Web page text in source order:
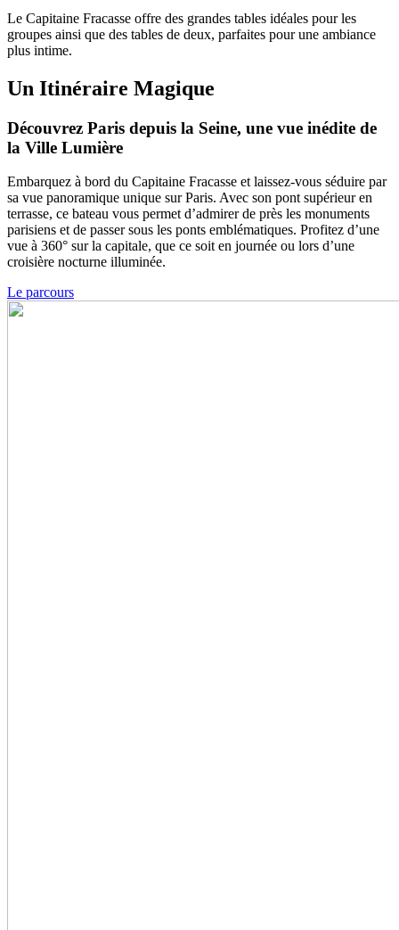
Le Capitaine Fracasse offre des grandes tables idéales pour les
groupes ainsi que des tables de deux, parfaites pour une ambiance
plus intime.
Un Itinéraire Magique
Découvrez Paris depuis la Seine, une vue inédite de
la Ville Lumière
Embarquez à bord du Capitaine Fracasse et laissez-vous séduire par
sa vue panoramique unique sur Paris. Avec son pont supérieur en
terrasse, ce bateau vous permet d’admirer de près les monuments
parisiens et de passer sous les ponts emblématiques. Profitez d’une
vue à 360° sur la capitale, que ce soit en journée ou lors d’une
croisière nocturne illuminée.
Le parcours